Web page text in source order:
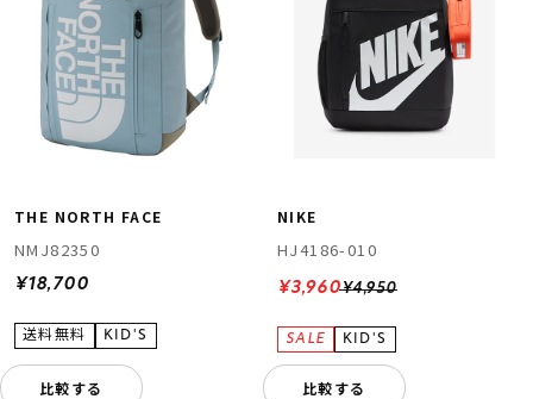
THE NORTH FACE
NMJ82350
¥18,700
比較する
NIKE
HJ4186-010
¥4,950
¥3,960
比較する